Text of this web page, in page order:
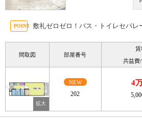
敷礼ゼロゼロ！バス・トイレセパレ
間取図 部屋番号
賃
共益費
NEW
202
4